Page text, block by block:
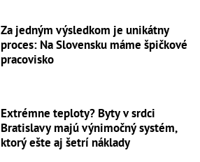
Za jedným výsledkom je unikátny
proces: Na Slovensku máme špičkové
pracovisko
Extrémne teploty? Byty v srdci
Bratislavy majú výnimočný systém,
ktorý ešte aj šetrí náklady